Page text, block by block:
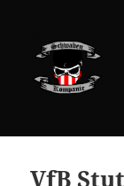
VfB